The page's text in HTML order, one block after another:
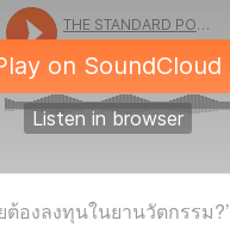
ต้องลงทุนในยานวัตกรรม?’